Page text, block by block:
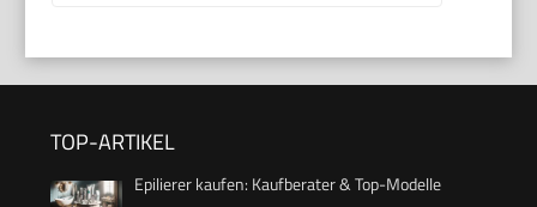
TOP-ARTIKEL
Epilierer kaufen: Kaufberater & Top-Modelle